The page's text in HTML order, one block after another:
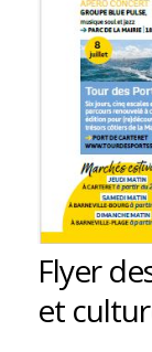
Flyer
et